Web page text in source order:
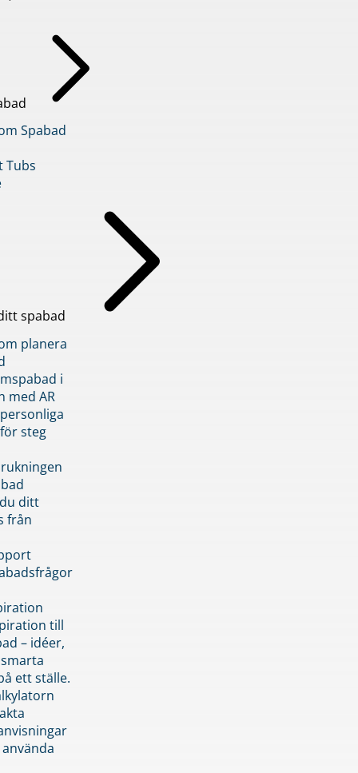
Spabad
Tubs
spabad
planera
i
med AR
steg
ditt
från
till
– idéer,
ett ställe.